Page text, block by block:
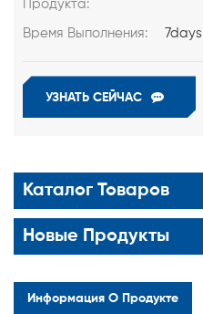
Продукта:
Время Выполнения: 7days
УЗНАТЬ СЕЙЧАС
Каталог Товаров
Новые Продукты
Информация О Продукте